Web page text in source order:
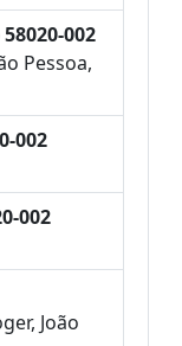
002
Pessoa,
002
002
João